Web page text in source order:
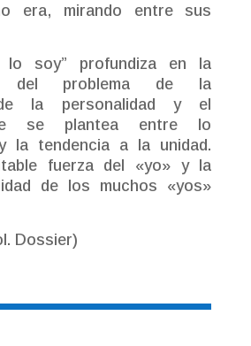
era, mirando entre sus
lo soy” profundiza en la
del problema de la
de la personalidad y el
se plantea entre lo
la tendencia a la unidad.
fuerza del «yo» y la
de los muchos «yos»
Dossier)